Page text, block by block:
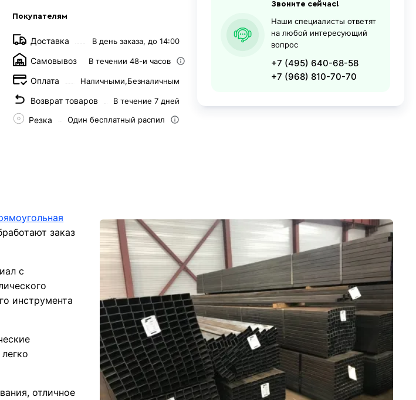
Покупателям
Доставка В день заказа, до 14:00
Самовывоз В течении 48-и часов
Оплата Наличными,Безналичным
Возврат товаров В течение 7 дней
Резка Один бесплатный распил
Звоните сейчас!
Наши специалисты ответят
на любой интересующий
вопрос
+7 (495) 640-68-58
+7 (968) 810-70-70
заказ
с
инструмента
отличное